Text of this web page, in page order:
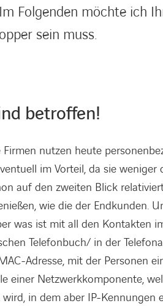
Folgenden möchte ich
sein muss.
betroffen!
Firmen nutzen heute
im Vorteil, da sie
auf den zweiten Blick
wie die der Endkunden.
was ist mit all den Kontakten
Telefonbuch/ in der
Adresse, mit der Personen
einer Netzwerkkomponente,
in dem aber IP-Kennungen